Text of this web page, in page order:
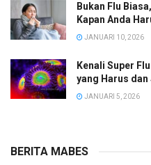
Bukan Flu
Kapan Anda
JANUARI 10, 2026
Kenali Super
yang Harus
JANUARI 5, 2026
BERITA MABES